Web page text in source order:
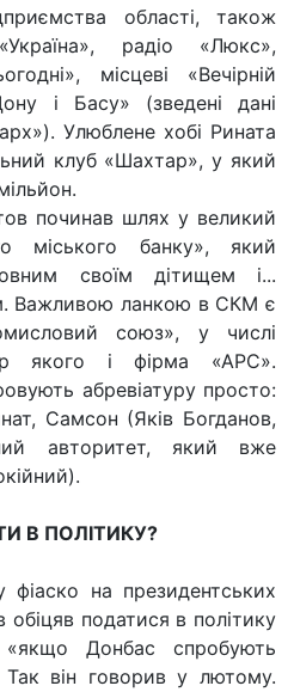
області, також
радіо «Люкс»,
місцеві «Вечірній
і Басу» (зведені дані
Улюблене хобі Рината
клуб «Шахтар», у який
шлях у великий
міського банку», який
своїм дітищем і...
Важливою ланкою в СКМ є
союз», у числі
якого і фірма «АРС».
абревіатуру просто:
Самсон (Яків Богданов,
авторитет, який вже
В ПОЛІТИКУ?
на президентських
податися в політику
Донбас спробують
Так він говорив у лютому.